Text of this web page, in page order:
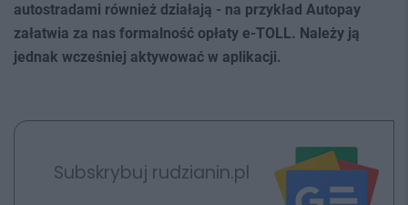
autostradami również działają - na przykład Autopay
załatwia za nas formalność opłaty e-TOLL. Należy ją
jednak wcześniej aktywować w aplikacji.
Subskrybuj rudzianin.pl